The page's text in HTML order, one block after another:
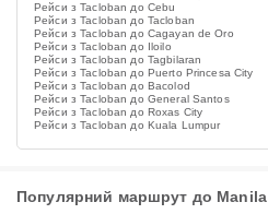
Рейси з Tacloban до Cebu
Рейси з Tacloban до Tacloban
Рейси з Tacloban до Cagayan de Oro
Рейси з Tacloban до Iloilo
Рейси з Tacloban до Tagbilaran
Рейси з Tacloban до Puerto Princesa City
Рейси з Tacloban до Bacolod
Рейси з Tacloban до General Santos
Рейси з Tacloban до Roxas City
Рейси з Tacloban до Kuala Lumpur
Популярний маршрут до Manila